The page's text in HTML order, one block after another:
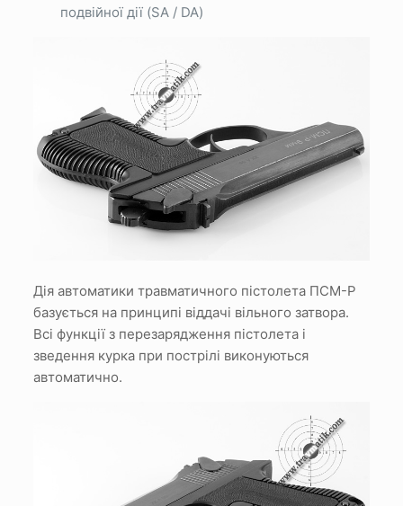
подвійної дії (SA / DA)
Дія автоматики травматичного пістолета ПСМ-Р
базується на принципі віддачі вільного затвора.
Всі функції з перезарядження пістолета і
зведення курка при пострілі виконуються
автоматично.